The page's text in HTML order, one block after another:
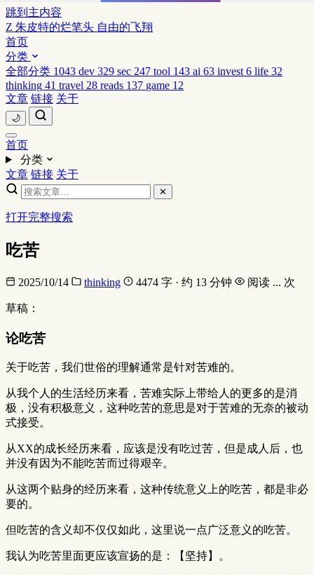
跳到主内容
Z 朱皮特的烂笔头 自由的飞翔
首页
分类
全部分类 1043 dev 329 sec 247 tool 143 ai 63 invest 6 life 32
thinking 41 travel 28 reads 137 game 12
文章 链接 关于
🌙
首页
分类
文章 链接 关于
✕
打开完整搜索
吃苦
2025/10/14 thinking 4474 字 · 约 13 分钟 阅读 ... 次
草稿：
论吃苦
关于吃苦，我们世俗的理解通常是针对苦难的。
从我个人的生活经历来看，苦难实际上带给人的更多的是消
极，没有积极意义，这种吃苦的意思是对于苦难的无奈的被动
式接受。
从XX的成长经历来看，应该是没有吃过苦，但是成人后，也
并没有因为不能吃苦而过得艰辛。
从这两个贴身的经历来看，这种传统意义上的吃苦，都是非必
要的。
但吃苦的含义却不仅仅如此，这里说一点广泛意义的吃苦。
我认为吃苦里面更应该宣扬的是：【坚持】。